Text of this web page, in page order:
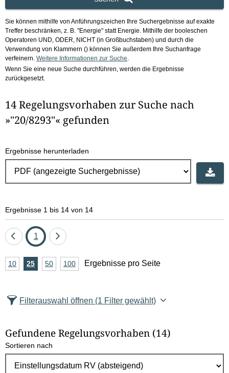
Sie können mithilfe von Anführungszeichen Ihre Suchergebnisse auf exakte
Treffer beschränken, z. B. "Energie" statt Energie. Mithilfe der booleschen
Operatoren UND, ODER, NICHT (in Großbuchstaben) und durch die
Verwendung von Klammern () können Sie außerdem Ihre Suchanfrage
verfeinern. Weitere Informationen zur Suche
Wenn Sie eine neue Suche durchführen, werden die Ergebnisse
zurückgesetzt.
14 Regelungsvorhaben zur Suche nach
»"20/8293"« gefunden
Ergebnisse herunterladen
Ergebnisse 1 bis 14 von 14
Eine
zurück
Seite
1
Eine
vor
A
z
l
E
10Ergebnisse
25Ergebnisse
50Ergebnisse
100Ergebnisse
Ergebnisse pro Seite
Filterauswahl öffnen (1 Filter gewählt)
Gefundene Regelungsvorhaben (14)
Sortieren nach